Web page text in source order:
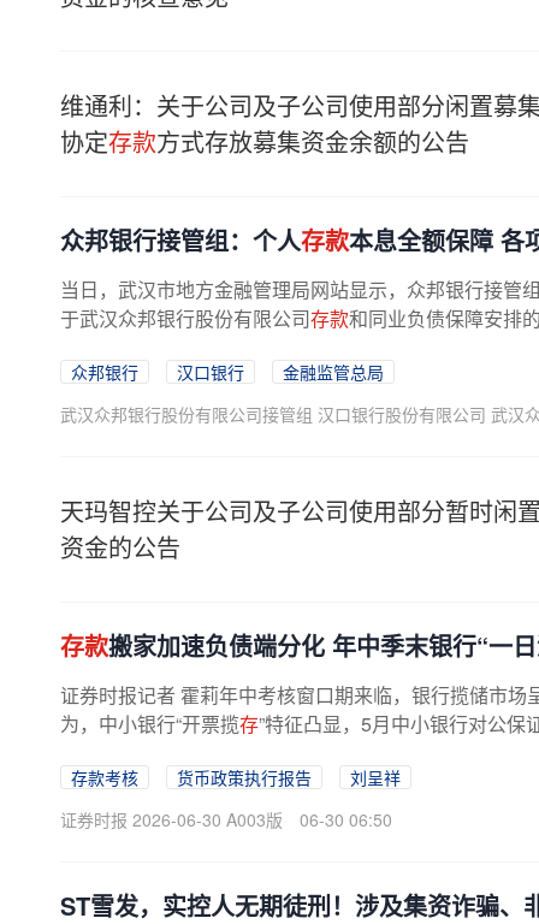
维通利：关于公司及子公司使用部分闲置募
协定存款方式存放募集资金余额的公告
众邦银行接管组：个人存款本息全额保障 各
当日，武汉市地方金融管理局网站显示，众邦银行接
于武汉众邦银行股份有限公司存款和同业负债保障安排
众邦银行 汉口银行
金融监管总局
武汉众邦银行股份有限公司接管组 汉口银行股份有限公司 武汉
天玛智控关于公司及子公司使用部分暂时闲
资金的公告
存款搬家加速负债端分化 年中季末银行“一
证券时报记者 霍莉年中考核窗口期来临，银行揽储市
为，中小银行“开票揽存”特征凸显，5月中小银行对公保
存款考核 货币政策执行报告
刘呈祥
证券时报 2026-06-30 A003版
06-30 06:50
ST雪发，实控人无期徒刑！涉及集资诈骗、